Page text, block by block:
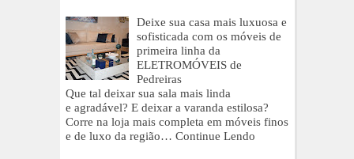
Deixe sua casa mais luxuosa e
sofisticada com os móveis de
primeira linha da
ELETROMÓVEIS de
Pedreiras
Que tal deixar sua sala mais linda
e agradável? E deixar a varanda estilosa?
Corre na loja mais completa em móveis finos
e de luxo da região… Continue Lendo